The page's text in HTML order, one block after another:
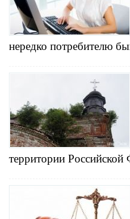
нередко потребителю
территории